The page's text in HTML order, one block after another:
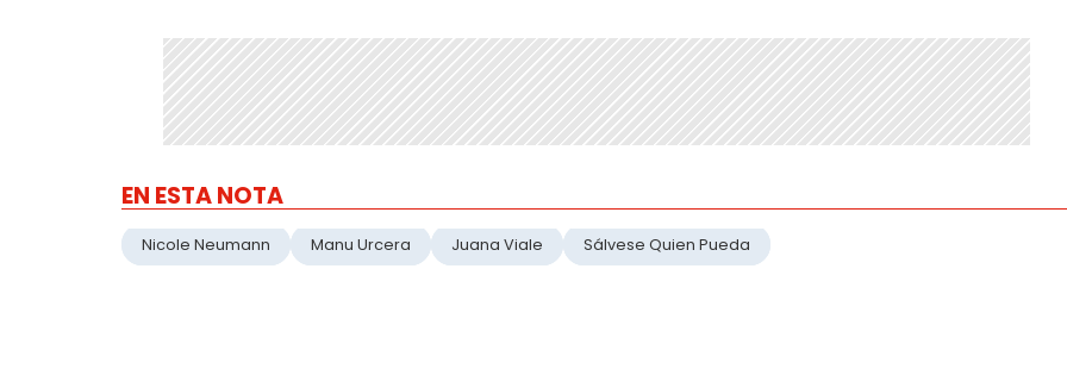
EN ESTA NOTA
Nicole Neumann Manu Urcera Juana Viale Sálvese Quien Pueda